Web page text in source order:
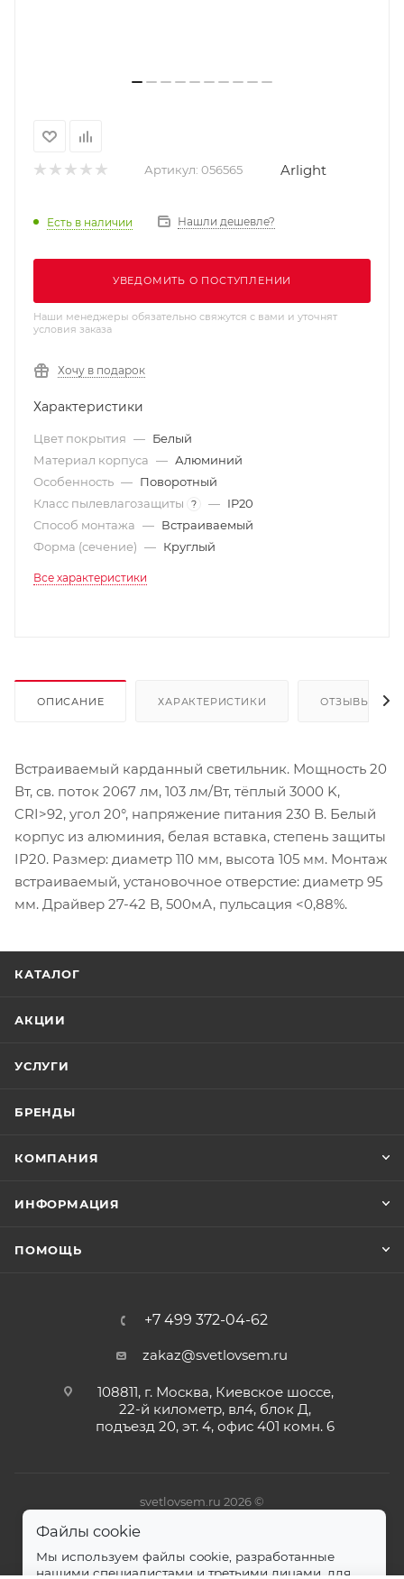
Артикул: 056565 Arlight
Есть в наличии Нашли дешевле?
УВЕДОМИТЬ О ПОСТУПЛЕНИИ
Наши менеджеры обязательно свяжутся с вами и уточнят
условия заказа
Хочу в подарок
Характеристики
Цвет покрытия — Белый
Материал корпуса — Алюминий
Особенность — Поворотный
Класс пылевлагозащиты
? — IP20
Способ монтажа — Встраиваемый
Форма (сечение) — Круглый
Все характеристики
ОПИСАНИЕ ХАРАКТЕРИСТИКИ ОТЗЫВЫ
Встраиваемый карданный светильник. Мощность 20
Вт, св. поток 2067 лм, 103 лм/Вт, тёплый 3000 K,
CRI>92, угол 20°, напряжение питания 230 В. Белый
корпус из алюминия, белая вставка, степень защиты
IP20. Размер: диаметр 110 мм, высота 105 мм. Монтаж
встраиваемый, установочное отверстие: диаметр 95
мм. Драйвер 27-42 В, 500мА, пульсация <0,88%.
КАТАЛОГ
АКЦИИ
УСЛУГИ
БРЕНДЫ
КОМПАНИЯ
ИНФОРМАЦИЯ
ПОМОЩЬ
+7 499 372-04-62
zakaz@svetlovsem.ru
108811, г. Москва, Киевское шоссе,
22-й километр, вл4, блок Д,
подъезд 20, эт. 4, офис 401 комн. 6
svetlovsem.ru 2026 ©
Файлы cookie
Мы используем файлы cookie, разработанные
нашими специалистами и третьими лицами, для